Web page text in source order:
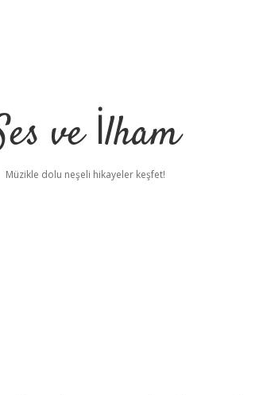
ve İlham
Müzikle dolu neşeli hikayeler keşfet!